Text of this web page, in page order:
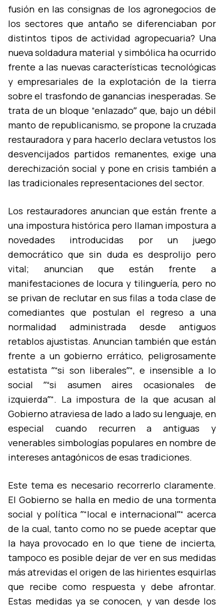
fusión en las consignas de los agronegocios de
los sectores que antaño se diferenciaban por
distintos tipos de actividad agropecuaria? Una
nueva soldadura material y simbólica ha ocurrido
frente a las nuevas caracterí­sticas tecnológicas
y empresariales de la explotación de la tierra
sobre el trasfondo de ganancias inesperadas. Se
trata de un bloque “enlazadoˮ que, bajo un débil
manto de republicanismo, se propone la cruzada
restauradora y para hacerlo declara vetustos los
desvencijados partidos remanentes, exige una
derechización social y pone en crisis también a
las tradicionales representaciones del sector.
Los restauradores anuncian que están frente a
una impostura histórica pero llaman impostura a
novedades introducidas por un juego
democrático que sin duda es desprolijo pero
vital; anuncian que están frente a
manifestaciones de locura y tilinguerí­a, pero no
se privan de reclutar en sus filas a toda clase de
comediantes que postulan el regreso a una
normalidad administrada desde antiguos
retablos ajustistas. Anuncian también que están
frente a un gobierno errático, peligrosamente
estatista ˮ“si son liberalesˮ“, e insensible a lo
social ˮ“si asumen aires ocasionales de
izquierdaˮ“. La impostura de la que acusan al
Gobierno atraviesa de lado a lado su lenguaje, en
especial cuando recurren a antiguas y
venerables simbologí­as populares en nombre de
intereses antagónicos de esas tradiciones.
Este tema es necesario recorrerlo claramente.
El Gobierno se halla en medio de una tormenta
social y polí­tica ˮ“local e internacionalˮ“ acerca
de la cual, tanto como no se puede aceptar que
la haya provocado en lo que tiene de incierta,
tampoco es posible dejar de ver en sus medidas
más atrevidas el origen de las hirientes esquirlas
que recibe como respuesta y debe afrontar.
Estas medidas ya se conocen, y van desde los